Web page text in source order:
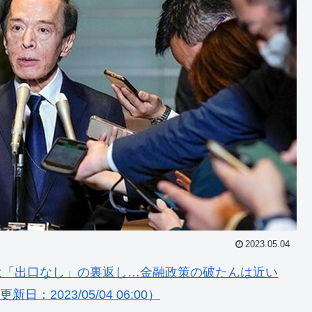
2023.05.04
出口なし」の裏返し…金融政策の破たんは近い
日：2023/05/04 06:00）